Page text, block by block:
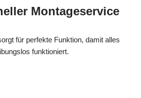
Montageservice
für perfekte Funktion, damit alles
funktioniert.